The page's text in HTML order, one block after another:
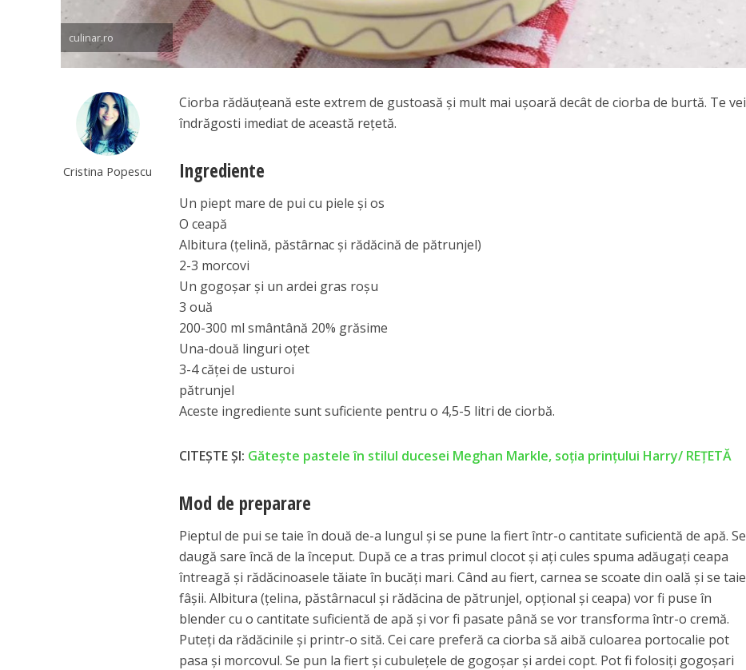
culinar.ro
Cristina Popescu
Ciorba rădăuțeană este extrem de gustoasă și mult mai ușoară decât de ciorba de burtă. Te vei
îndrăgosti imediat de această rețetă.
Ingrediente
Un piept mare de pui cu piele şi os
O ceapă
Albitura (țelină, păstârnac și rădăcină de pătrunjel)
2-3 morcovi
Un gogoşar şi un ardei gras roşu
3 ouă
200-300 ml smântână 20% grăsime
Una-două linguri oţet
3-4 căţei de usturoi
pătrunjel
Aceste ingrediente sunt suficiente pentru o 4,5-5 litri de ciorbă.
CITEȘTE ȘI: Găteşte pastele în stilul ducesei Meghan Markle, soţia prinţului Harry/ REŢETĂ
Mod de preparare
Pieptul de pui se taie în două de-a lungul şi se pune la fiert într-o cantitate suficientă de apă. Se
daugă sare încă de la început. După ce a tras primul clocot şi aţi cules spuma adăugaţi ceapa
întreagă şi rădăcinoasele tăiate în bucăţi mari. Când au fiert, carnea se scoate din oală și se taie
fâșii. Albitura (ţelina, păstârnacul şi rădăcina de pătrunjel, opţional şi ceapa) vor fi puse în
blender cu o cantitate suficientă de apă şi vor fi pasate până se vor transforma într-o cremă.
Puteți da rădăcinile și printr-o sită. Cei care preferă ca ciorba să aibă culoarea portocalie pot
pasa şi morcovul. Se pun la fiert şi cubuleţele de gogoşar şi ardei copt. Pot fi folosiţi gogoşari